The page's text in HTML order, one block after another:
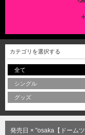
カテゴリを選択する
全て
シングル
グッズ
発売日 × "osaka【ドーム